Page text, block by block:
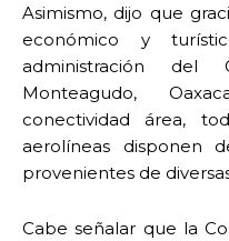
Asimismo, dijo que
económico y
administración del
Monteagudo,
conectividad área,
aerolíneas disponen
provenientes de
Cabe señalar que la